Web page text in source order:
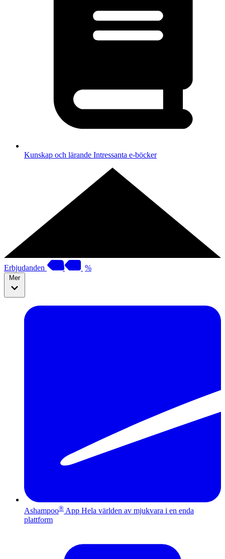
Kunskap och lärande Intressanta e-böcker
Erbjudanden %
Mer
Ashampoo® App Hela världen av mjukvara i en enda
plattform